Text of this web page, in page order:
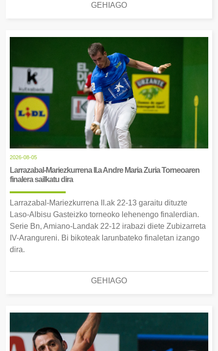
GEHIAGO
2026-08-05
Larrazabal-Mariezkurrena II.a Andre Maria Zuria Torneoaren
finalera sailkatu dira
Larrazabal-Mariezkurrena II.ak 22-13 garaitu dituzte
Laso-Albisu Gasteizko torneoko lehenengo finalerdian.
Serie Bn, Amiano-Landak 22-12 irabazi diete Zubizarreta
IV-Arangureni. Bi bikoteak larunbateko finaletan izango
dira.
GEHIAGO